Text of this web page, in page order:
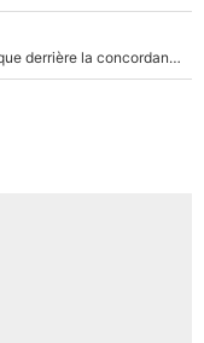
Mercato Analyse : Vincius Jr-Diomandé, la logique derrière la concordance des temps